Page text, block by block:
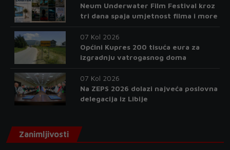
Neum Underwater Film Festival kroz
tri dana spaja umjetnost filma i more
07 Kol 2026
Općini Kupres 200 tisuća eura za
izgradnju vatrogasnog doma
07 Kol 2026
Na ZEPS 2026 dolazi najveća poslovna
delegacija iz Libije
Zanimljivosti